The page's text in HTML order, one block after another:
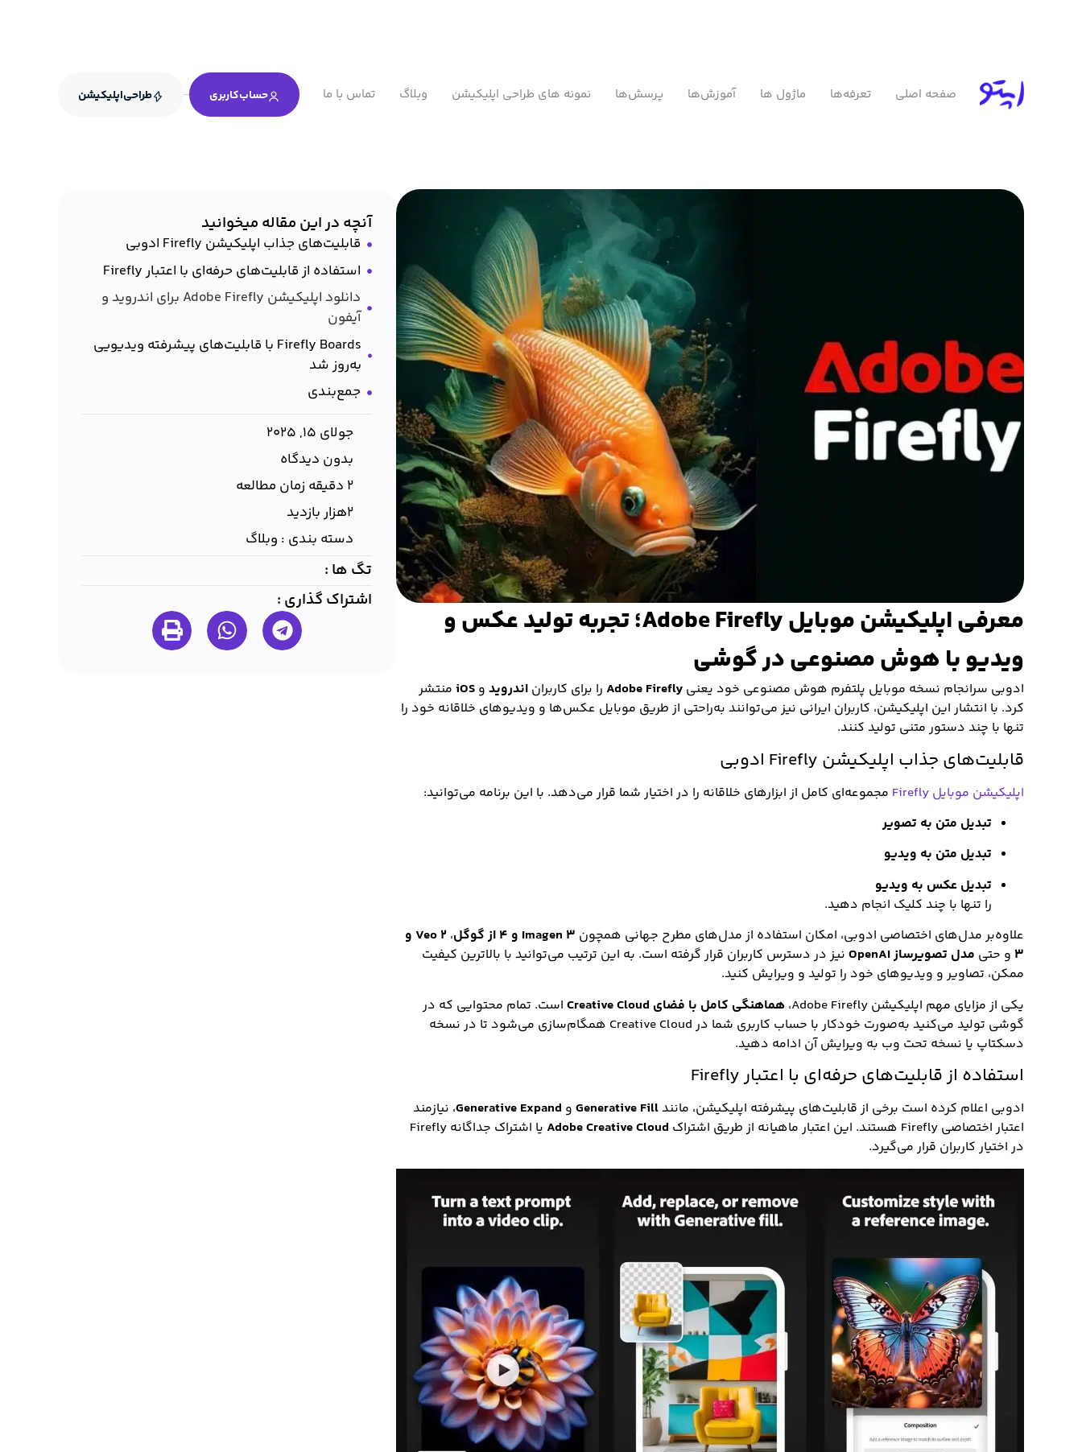
صفحه اصلی تعرفه‌ها ماژول ها آموزش‌ها پرسش‌ها نمونه های طراحی اپلیکیشن وبلاگ تماس با ما حساب‌کاربری طراحی‌اپلیکیشن
معرفی اپلیکیشن موبایل Adobe Firefly؛ تجربه تولید عکس و
ویدیو با هوش مصنوعی در گوشی
ادوبی سرانجام نسخه موبایل پلتفرم هوش مصنوعی خود یعنی Adobe Firefly را برای کاربران اندروید و iOS منتشر
کرد. با انتشار این اپلیکیشن، کاربران ایرانی نیز می‌توانند به‌راحتی از طریق موبایل عکس‌ها و ویدیوهای خلاقانه خود را
تنها با چند دستور متنی تولید کنند.
قابلیت‌های جذاب اپلیکیشن Firefly ادوبی
اپلیکیشن موبایل Firefly
مجموعه‌ای کامل از ابزارهای خلاقانه را در اختیار شما قرار می‌دهد. با این برنامه می‌توانید:
تبدیل متن به تصویر
تبدیل متن به ویدیو
تبدیل عکس به ویدیو
را تنها با چند کلیک انجام دهید.
علاوه‌بر مدل‌های اختصاصی ادوبی، امکان استفاده از مدل‌های مطرح جهانی همچون Imagen 3 و 4 از گوگل ،
Veo 2 و
3 و حتی مدل تصویرساز OpenAI
نیز در دسترس کاربران قرار گرفته است. به این ترتیب می‌توانید با بالاترین کیفیت
ممکن، تصاویر و ویدیوهای خود را تولید و ویرایش کنید.
یکی از مزایای مهم اپلیکیشن Adobe Firefly،
هماهنگی کامل با فضای Creative Cloud
است. تمام محتوایی که در
گوشی تولید می‌کنید به‌صورت خودکار با حساب کاربری شما در Creative Cloud همگام‌سازی می‌شود تا در نسخه
دسکتاپ یا نسخه تحت وب به ویرایش آن ادامه دهید.
استفاده از قابلیت‌های حرفه‌ای با اعتبار Firefly
ادوبی اعلام کرده است برخی از قابلیت‌های پیشرفته اپلیکیشن، مانندGenerative Fill و Generative Expand، نیازمند
اعتبار اختصاصی Firefly هستند. این اعتبار ماهیانه از طریق اشتراک
Adobe Creative Cloud
یا اشتراک جداگانه Firefly
در اختیار کاربران قرار می‌گیرد.
آنچه در این مقاله میخوانید
قابلیت‌های جذاب اپلیکیشن Firefly ادوبی
استفاده از قابلیت‌های حرفه‌ای با اعتبار Firefly
دانلود اپلیکیشن Adobe Firefly برای اندروید و
آیفون
Firefly Boards با قابلیت‌های پیشرفته ویدیویی
به‌روز شد
جمع‌بندی
جولای 15, 2025
بدون دیدگاه
2 دقیقه زمان مطالعه
۲هزار بازدید
دسته بندی : وبلاگ
تگ ها :
اشتراک گذاری :